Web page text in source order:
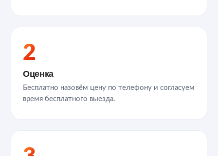
2
Оценка
Бесплатно назовём цену по телефону и согласуем
время бесплатного выезда.